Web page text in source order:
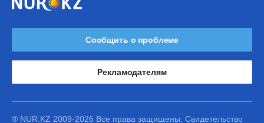
Сообщить о проблеме
Рекламодателям
® NUR.KZ 2009-2026 Все права защищены. Свидетельство